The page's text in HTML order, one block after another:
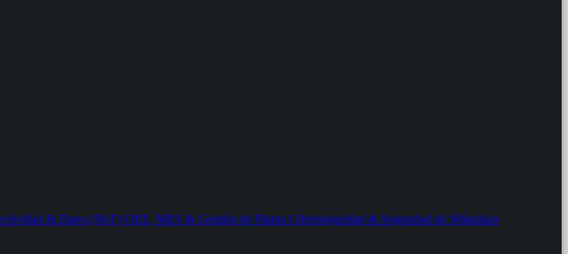
& Datos (IIoT) OEE, MES & Gestión de Planta Ciberseguridad & Seguridad de Máquinas